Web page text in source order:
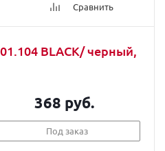
Сравнить
BLACK/ черный,
368 руб.
Под заказ